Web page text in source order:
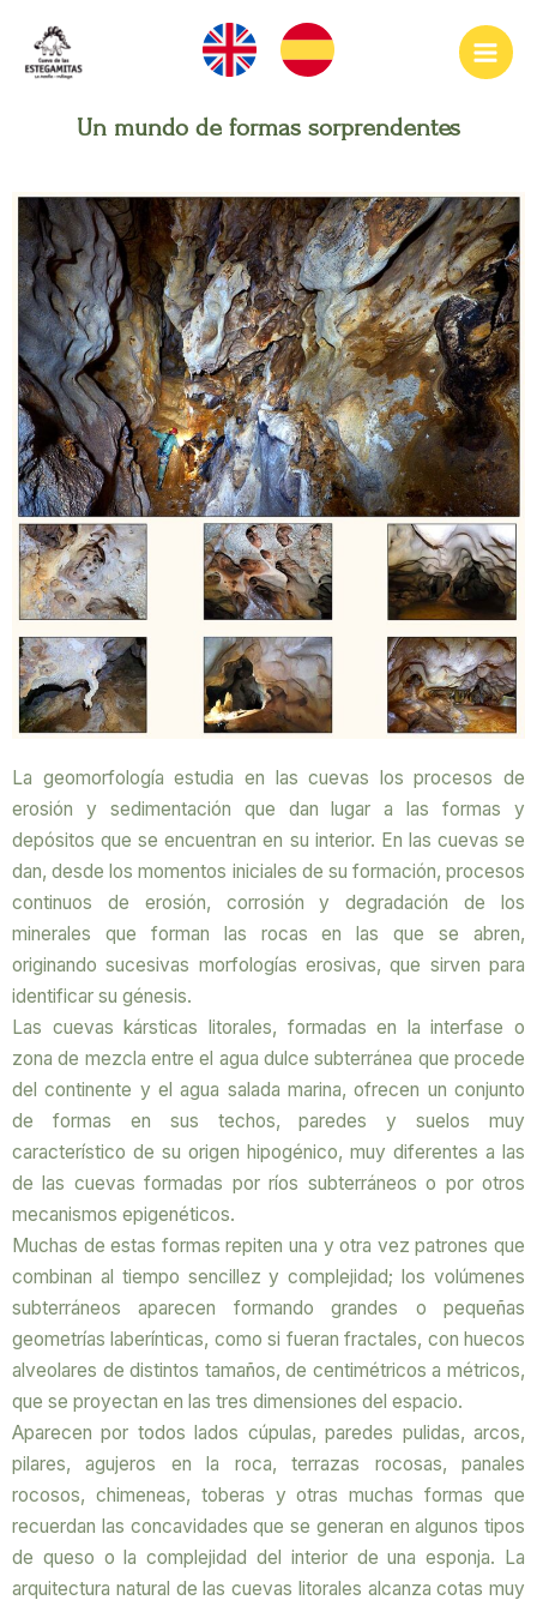
contenido
Main
Un mundo de formas sorprendentes
La geomorfología estudia en las cuevas los procesos de
erosión y sedimentación que dan lugar a las formas y
depósitos que se encuentran en su interior. En las cuevas se
dan, desde los momentos iniciales de su formación, procesos
continuos de erosión, corrosión y degradación de los
minerales que forman las rocas en las que se abren,
originando sucesivas morfologías erosivas, que sirven para
identificar su génesis.
Las cuevas kársticas litorales, formadas en la interfase o
zona de mezcla entre el agua dulce subterránea que procede
del continente y el agua salada marina, ofrecen un conjunto
de formas en sus techos, paredes y suelos muy
característico de su origen hipogénico, muy diferentes a las
de las cuevas formadas por ríos subterráneos o por otros
mecanismos epigenéticos.
Muchas de estas formas repiten una y otra vez patrones que
combinan al tiempo sencillez y complejidad; los volúmenes
subterráneos aparecen formando grandes o pequeñas
geometrías laberínticas, como si fueran fractales, con huecos
alveolares de distintos tamaños, de centimétricos a métricos,
que se proyectan en las tres dimensiones del espacio.
Aparecen por todos lados cúpulas, paredes pulidas, arcos,
pilares, agujeros en la roca, terrazas rocosas, panales
rocosos, chimeneas, toberas y otras muchas formas que
recuerdan las concavidades que se generan en algunos tipos
de queso o la complejidad del interior de una esponja. La
arquitectura natural de las cuevas litorales alcanza cotas muy